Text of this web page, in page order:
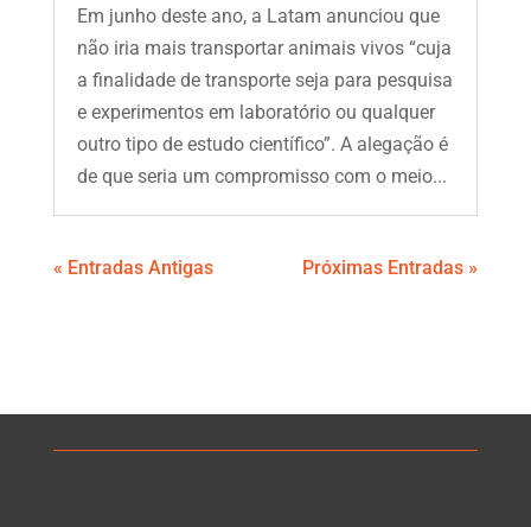
Em junho deste ano, a Latam anunciou que
não iria mais transportar animais vivos “cuja
a finalidade de transporte seja para pesquisa
e experimentos em laboratório ou qualquer
outro tipo de estudo científico”. A alegação é
de que seria um compromisso com o meio...
« Entradas Antigas Próximas Entradas »